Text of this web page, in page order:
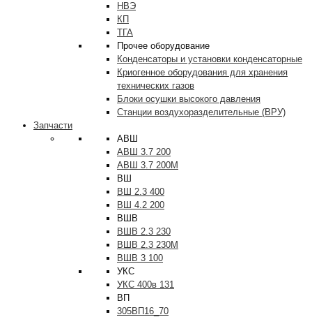
НВЭ
КП
ТГА
Прочее оборудование
Конденсаторы и установки конденсаторные
Криогенное оборудования для хранения
технических газов
Блоки осушки высокого давления
Станции воздухоразделительные (ВРУ)
Запчасти
АВШ
АВШ 3.7 200
АВШ 3.7 200М
ВШ
ВШ 2.3 400
ВШ 4.2 200
ВШВ
ВШВ 2.3 230
ВШВ 2.3 230М
ВШВ 3 100
УКС
УКС 400в 131
ВП
305ВП16_70